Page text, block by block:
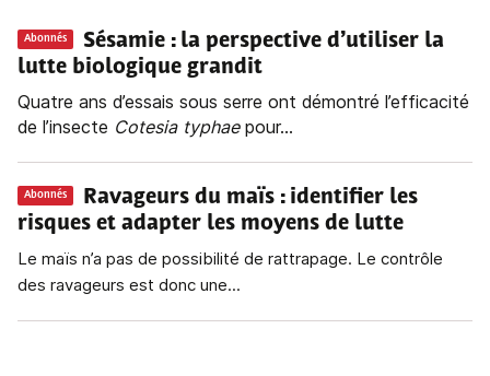
Abonnés
Sésamie : la perspective d’utiliser la
lutte biologique grandit
Quatre ans d’essais sous serre ont démontré l’efficacité
de l’insecte Cotesia typhaepour...
Abonnés Ravageurs du maïs : identifier les
risques et adapter les moyens de lutte
Le maïs n’a pas de possibilité de rattrapage. Le contrôle
des ravageurs est donc une...